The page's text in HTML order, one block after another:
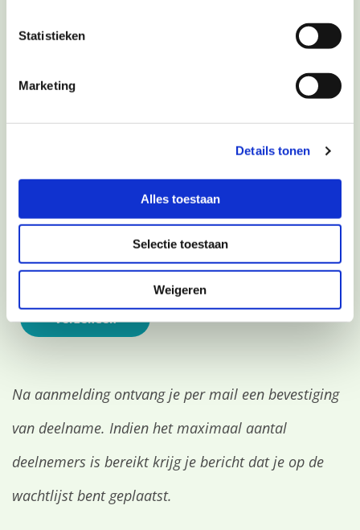
Statistieken
Marketing
Details tonen
Alles toestaan
Selectie toestaan
Weigeren
E-mail
Na aanmelding ontvang je per mail een bevestiging
van deelname. Indien het maximaal aantal
deelnemers is bereikt krijg je bericht dat je op de
wachtlijst bent geplaatst.